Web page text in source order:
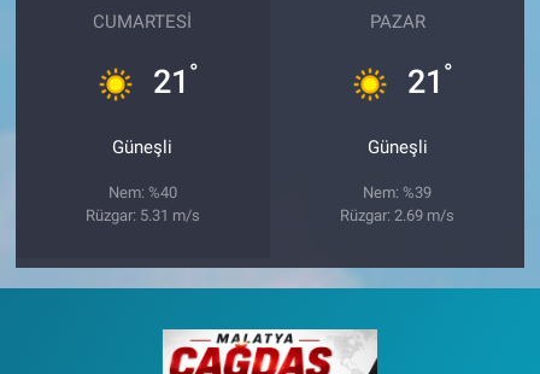
CUMARTESI
21 °
Güneşli
Nem: %40
Rüzgar: 5.31 m/s
PAZAR
21 °
Güneşli
Nem: %39
Rüzgar: 2.69 m/s